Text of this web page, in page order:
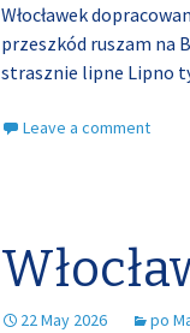
Włocławek
przeszkód ruszam na
strasznie lipne Lipno
Leave a comment
22 May 2026 po